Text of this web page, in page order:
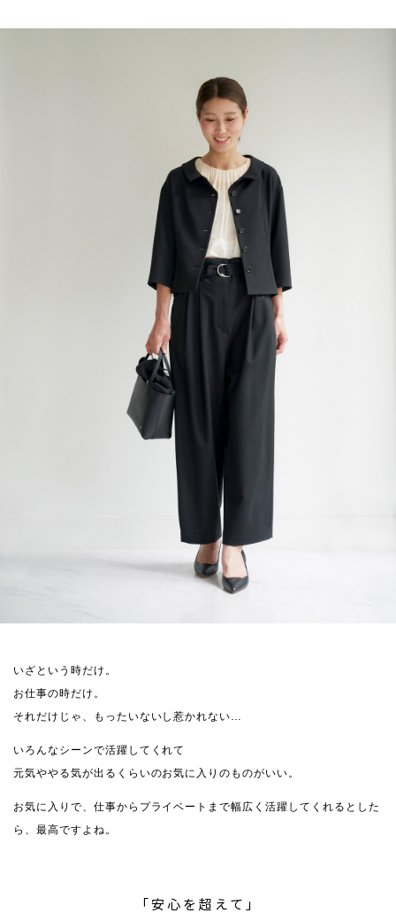
いざという時だけ。
お仕事の時だけ。
それだけじゃ、もったいないし惹かれない…
いろんなシーンで活躍してくれて
元気ややる気が出るくらいのお気に入りのものがいい。
お気に入りで、仕事からプライベートまで幅広く活躍してくれるとした
ら、最高ですよね。
「安心を超えて」